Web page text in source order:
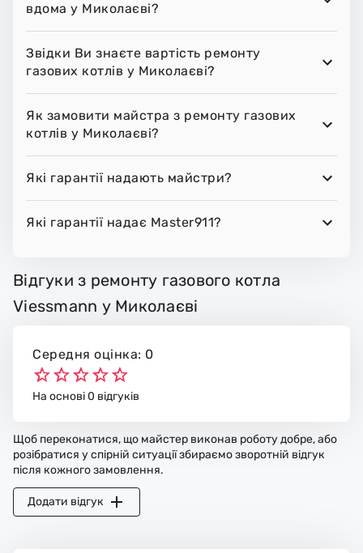
вдома у Миколаєві?
Звідки Ви знаєте вартість ремонту
газових котлів у Миколаєві?
Як замовити майстра з ремонту газових
котлів у Миколаєві?
Які гарантії надають майстри?
Які гарантії надає Master911?
Відгуки з ремонту газового котла
Viessmann у Миколаєві
Середня оцінка: 0
На основі 0 відгуків
Щоб переконатися, що майстер виконав роботу добре, або
розібратися у спірній ситуації збираємо зворотній відгук
після кожного замовлення.
Додати відгук